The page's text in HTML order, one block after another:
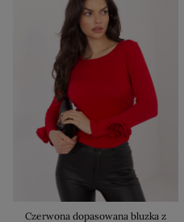
Czerwona dopasowana bluzka z